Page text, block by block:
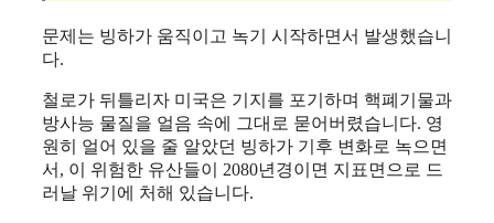
문제는 빙하가 움직이고 녹기 시작하면서 발생했습니
다.
철로가 뒤틀리자 미국은 기지를 포기하며 핵폐기물과
방사능 물질을 얼음 속에 그대로 묻어버렸습니다. 영
원히 얼어 있을 줄 알았던 빙하가 기후 변화로 녹으면
서, 이 위험한 유산들이 2080년경이면 지표면으로 드
러날 위기에 처해 있습니다.